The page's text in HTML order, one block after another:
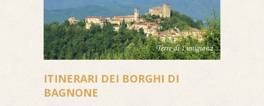
ITINERARI DEI BORGHI DI
BAGNONE